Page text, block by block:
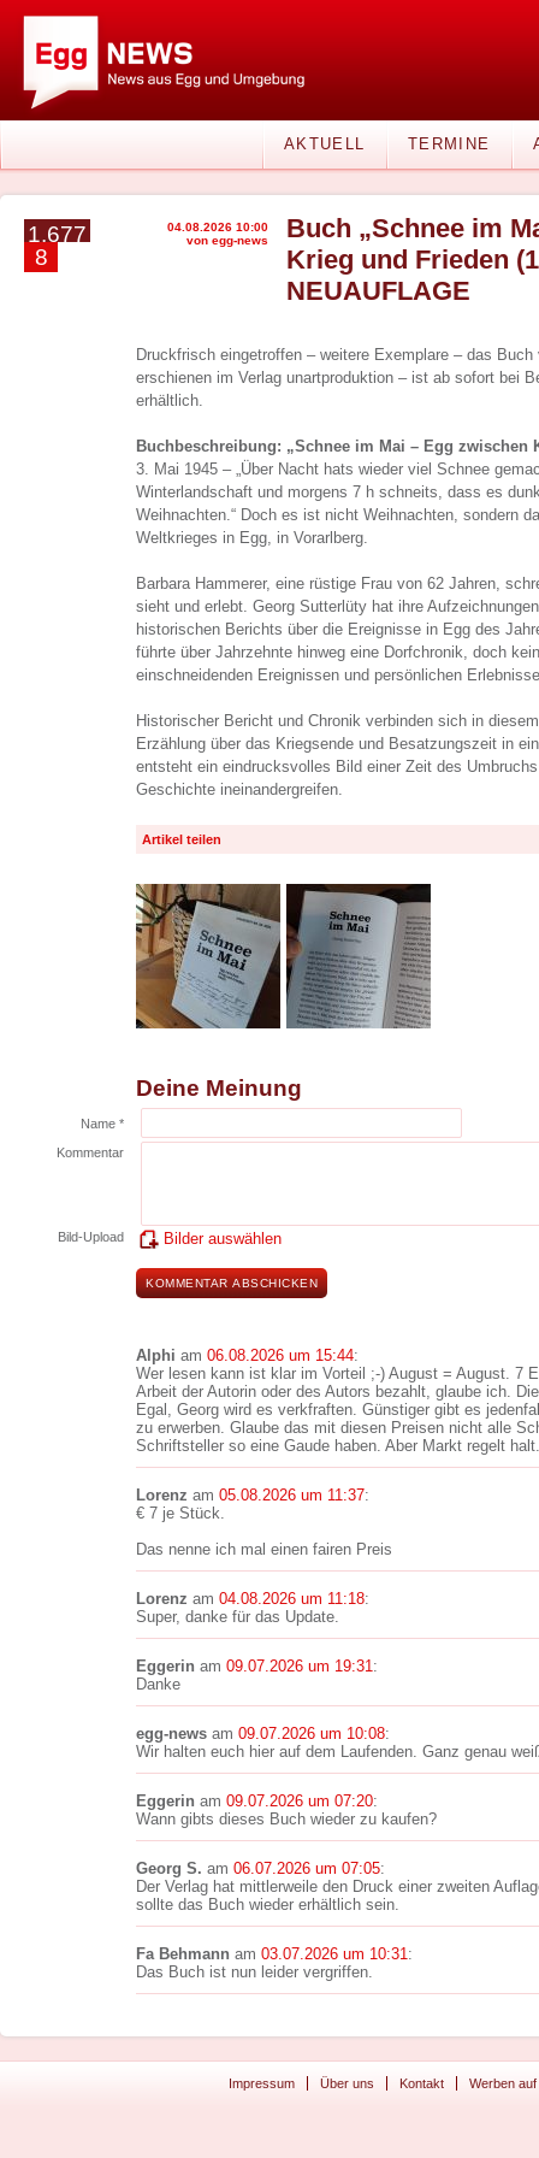
AKTUELL TERMINE
1.677
8
04.08.2026 10:00
von egg-news
Buch „Schnee im
Krieg und Frieden
NEUAUFLAGE
Druckfrisch eingetroffen – weitere Exemplare – das
erschienen im Verlag unartproduktion – ist ab sofort bei
erhältlich.
Buchbeschreibung: „Schnee im Mai – Egg zwischen
3. Mai 1945 – „Über Nacht hats wieder viel Schnee
Winterlandschaft und morgens 7 h schneits, dass es
Weihnachten.“ Doch es ist nicht Weihnachten, sondern
Weltkrieges in Egg, in Vorarlberg.
Barbara Hammerer, eine rüstige Frau von 62 Jahren,
sieht und erlebt. Georg Sutterlüty hat ihre
historischen Berichts über die Ereignisse in Egg des
führte über Jahrzehnte hinweg eine Dorfchronik, doch
einschneidenden Ereignissen und persönlichen
Historischer Bericht und Chronik verbinden sich in
Erzählung über das Kriegsende und Besatzungszeit in
entsteht ein eindrucksvolles Bild einer Zeit des
Geschichte ineinandergreifen.
Artikel teilen
Deine Meinung
Name *
Kommentar
Bild-Upload Bilder auswählen
Alphi am 06.08.2026 um 15:44:
Wer lesen kann ist klar im Vorteil ;-) August = August. 7
Arbeit der Autorin oder des Autors bezahlt, glaube ich.
Egal, Georg wird es verkfraften. Günstiger gibt es
zu erwerben. Glaube das mit diesen Preisen nicht alle
Schriftsteller so eine Gaude haben. Aber Markt regelt halt.
Lorenz am 05.08.2026 um 11:37:
€ 7 je Stück.
Das nenne ich mal einen fairen Preis
Lorenz am 04.08.2026 um 11:18:
Super, danke für das Update.
Eggerin am 09.07.2026 um 19:31:
Danke
egg-news am 09.07.2026 um 10:08:
Wir halten euch hier auf dem Laufenden. Ganz genau
Eggerin am 09.07.2026 um 07:20:
Wann gibts dieses Buch wieder zu kaufen?
Georg S. am 06.07.2026 um 07:05:
Der Verlag hat mittlerweile den Druck einer zweiten
sollte das Buch wieder erhältlich sein.
Fa Behmann am 03.07.2026 um 10:31:
Das Buch ist nun leider vergriffen.
Impressum Über uns Kontakt Werben